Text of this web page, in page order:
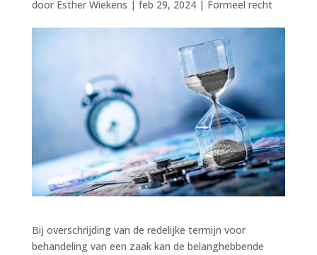
door Esther Wiekens | feb 29, 2024| Formeel recht
Bij overschrijding van de redelijke termijn voor
behandeling van een zaak kan de belanghebbende